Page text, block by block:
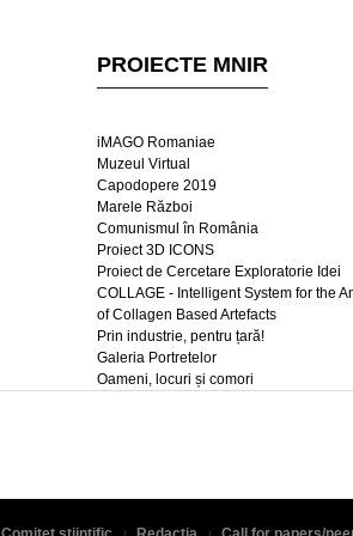
PROIECTE MNIR
iMAGO Romaniae
Muzeul Virtual
Capodopere 2019
Marele Război
Comunismul în România
Proiect 3D ICONS
Proiect de Cercetare Exploratorie Idei
COLLAGE - Intelligent System for the
of Collagen Based Artefacts
Prin industrie, pentru țară!
Galeria Portretelor
Oameni, locuri și comori